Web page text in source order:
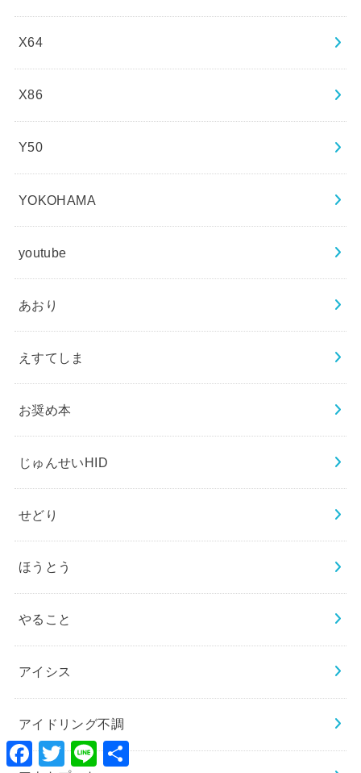
X64
X86
Y50
YOKOHAMA
youtube
あおり
えすてしま
お奨め本
じゅんせいHID
せどり
ほうとう
やること
アイシス
アイドリング不調
Facebook
TwitterLine 共